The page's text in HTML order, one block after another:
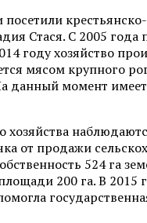
Стася. С 2005 года
году хозяйство
мясом крупного
данный момент
хозяйства
от продажи
524 га
200 га. В 2015